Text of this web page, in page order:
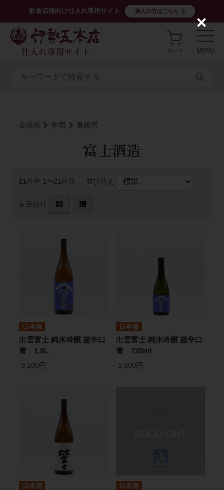
飲食店様向け仕入れ専用サイト 個人の方はこちら
全商品 中国 島根県
富士酒造
21件中 1〜21件目 並び替え
表示切替
日本酒
出雲富士 純米吟醸 超辛口
青 1.8L
3,100円
日本酒
出雲富士 純米吟醸 超辛口
青 720ml
1,600円
日本酒 日本酒
C
l
s